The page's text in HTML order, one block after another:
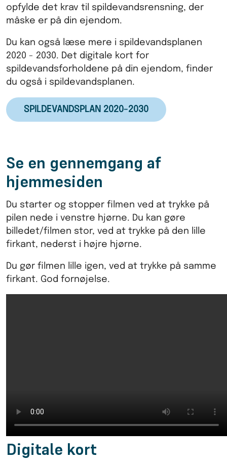
opfylde det krav til spildevandsrensning, der
måske er på din ejendom.
Du kan også læse mere i spildevandsplanen
2020 - 2030. Det digitale kort for
spildevandsforholdene på din ejendom, finder
du også i spildevandsplanen.
SPILDEVANDSPLAN 2020-2030
Se en gennemgang af
hjemmesiden
Du starter og stopper filmen ved at trykke på
pilen nede i venstre hjørne. Du kan gøre
billedet/filmen stor, ved at trykke på den lille
firkant, nederst i højre hjørne.
Du gør filmen lille igen, ved at trykke på samme
firkant. God fornøjelse.
Digitale kort